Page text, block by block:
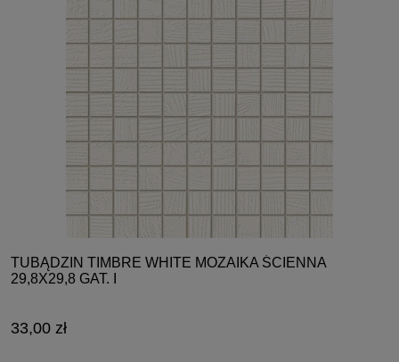
TUBĄDZIN TIMBRE WHITE MOZAIKA ŚCIENNA
29,8X29,8 GAT. I
33,00 zł